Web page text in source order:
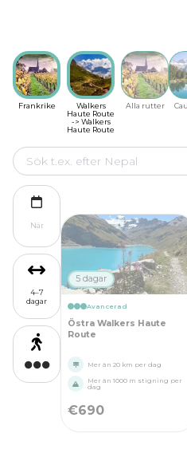
Frankrike
Walkers
Haute Route
-> Walkers
Haute Route
Alla rutter
När
4–7
dagar
5 dagar
Avancerad
Östra Walkers Haute
Route
Mer än 20 km per dag
Mer än 1000 m stigning per
dag
€690